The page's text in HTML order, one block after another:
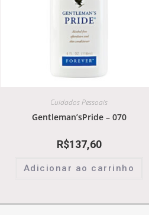
Cuidados Pessoais
Gentleman’sPride – 070
R$137,60
Adicionar ao carrinho